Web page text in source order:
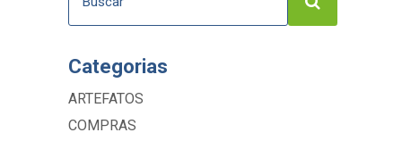
Categorias
ARTEFATOS
COMPRAS